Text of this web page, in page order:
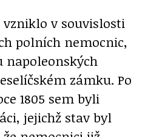
v souvislosti
polních nemocnic,
napoleonských
zámku. Po
1805 sem byli
jejichž stav byl